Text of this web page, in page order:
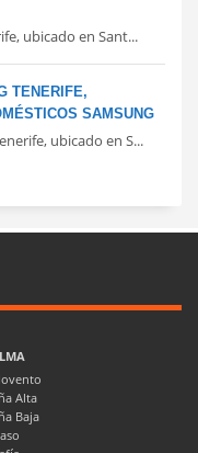
ubicado en Sant...
TENERIFE,
SAMSUNG
ubicado en S...
Alta
Baja